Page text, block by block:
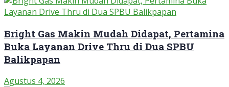
Bright Gas Makin Mudah Didapat, Pertamina
Buka Layanan Drive Thru di Dua SPBU
Balikpapan
Agustus 4, 2026